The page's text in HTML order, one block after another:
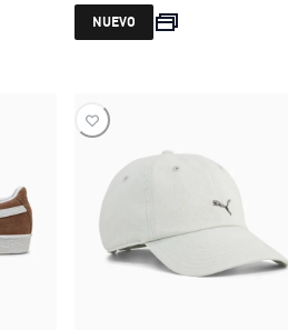
S/ 249.00 precio actual
NUEVO